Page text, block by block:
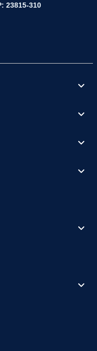
23815-310